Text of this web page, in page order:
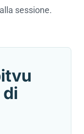
sessione.